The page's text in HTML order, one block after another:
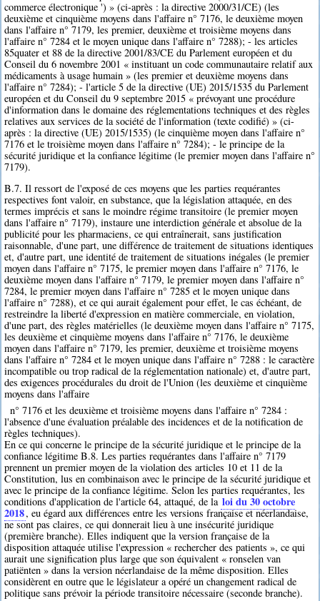
commerce électronique ') » (ci-après : la directive 2000/31/CE) (les
deuxième et cinquième moyens dans l'affaire n° 7176, le deuxième moyen
dans l'affaire n° 7179, les premier, deuxième et troisième moyens dans
l'affaire n° 7284 et le moyen unique dans l'affaire n° 7288); - les articles
85quater et 88 de la directive 2001/83/CE du Parlement européen et du
Conseil du 6 novembre 2001 « instituant un code communautaire relatif aux
médicaments à usage humain » (les premier et deuxième moyens dans
l'affaire n° 7284); - l'article 5 de la directive (UE) 2015/1535 du Parlement
européen et du Conseil du 9 septembre 2015 « prévoyant une procédure
d'information dans le domaine des réglementations techniques et des règles
relatives aux services de la société de l'information (texte codifié) » (ci-
après : la directive (UE) 2015/1535) (le cinquième moyen dans l'affaire n°
7176 et le troisième moyen dans l'affaire n° 7284); - le principe de la
sécurité juridique et la confiance légitime (le premier moyen dans l'affaire n°
7179).
B.7. Il ressort de l'exposé de ces moyens que les parties requérantes
respectives font valoir, en substance, que la législation attaquée, en des
termes imprécis et sans le moindre régime transitoire (le premier moyen
dans l'affaire n° 7179), instaure une interdiction générale et absolue de la
publicité pour les pharmaciens, ce qui entraînerait, sans justification
raisonnable, d'une part, une différence de traitement de situations identiques
et, d'autre part, une identité de traitement de situations inégales (le premier
moyen dans l'affaire n° 7175, le premier moyen dans l'affaire n° 7176, le
deuxième moyen dans l'affaire n° 7179, le premier moyen dans l'affaire n°
7284, le premier moyen dans l'affaire n° 7285 et le moyen unique dans
l'affaire n° 7288), et ce qui aurait également pour effet, le cas échéant, de
restreindre la liberté d'expression en matière commerciale, en violation,
d'une part, des règles matérielles (le deuxième moyen dans l'affaire n° 7175,
les deuxième et cinquième moyens dans l'affaire n° 7176, le deuxième
moyen dans l'affaire n° 7179, les premier, deuxième et troisième moyens
dans l'affaire n° 7284 et le moyen unique dans l'affaire n° 7288 : le caractère
incompatible ou trop radical de la réglementation nationale) et, d'autre part,
des exigences procédurales du droit de l'Union (les deuxième et cinquième
moyens dans l'affaire
n° 7176 et les deuxième et troisième moyens dans l'affaire n° 7284 :
l'absence d'une évaluation préalable des incidences et de la notification de
règles techniques).
En ce qui concerne le principe de la sécurité juridique et le principe de la
confiance légitime B.8. Les parties requérantes dans l'affaire n° 7179
prennent un premier moyen de la violation des articles 10 et 11 de la
Constitution, lus en combinaison avec le principe de la sécurité juridique et
avec le principe de la confiance légitime. Selon les parties requérantes, les
conditions d'application de l'article 64, attaqué, de la loi du 30 octobre
2018, eu égard aux différences entre les versions française et néerlandaise,
ne sont pas claires, ce qui donnerait lieu à une insécurité juridique
(première branche). Elles indiquent que la version française de la
disposition attaquée utilise l'expression « rechercher des patients », ce qui
aurait une signification plus large que son équivalent « ronselen van
patiënten » dans la version néerlandaise de la même disposition. Elles
considèrent en outre que le législateur a opéré un changement radical de
politique sans prévoir la période transitoire nécessaire (seconde branche).